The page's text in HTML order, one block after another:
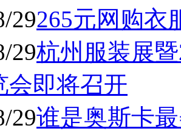
29265元网购衣
29杭州服装展
会即将召开
29谁是奥斯卡